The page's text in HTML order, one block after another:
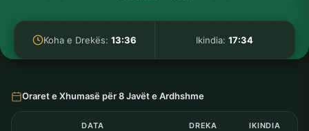
Koha e Drekës: 13:36 Ikindia:17:34
Oraret e Xhumasë për 8 Javët e Ardhshme
DATA DREKA IKINDIA